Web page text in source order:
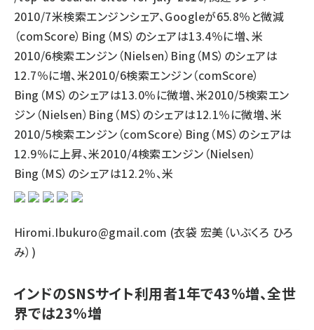
2010/7米検索エンジンシェア、Googleが65.8％と微減
（comScore）Bing（MS）のシェアは13.4％に増、米
2010/6検索エンジン（Nielsen）Bing（MS）のシェアは
12.7％に増、米2010/6検索エンジン（comScore）
Bing（MS）のシェアは13.0％に微増、米2010/5検索エン
ジン（Nielsen）Bing（MS）のシェアは12.1％に微増、米
2010/5検索エンジン（comScore）Bing（MS）のシェアは
12.9％に上昇、米2010/4検索エンジン（Nielsen）
Bing（MS）のシェアは12.2％、米
Hiromi.Ibukuro@gmail.com (衣袋 宏美（いぶくろ ひろ
み）)
インドのSNSサイト利用者1年で43％増、全世
界では23％増